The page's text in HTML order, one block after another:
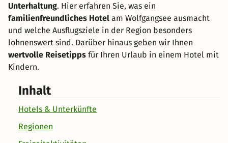
Unterhaltung. Hier erfahren Sie, was ein
familienfreundliches Hotel am Wolfgangsee ausmacht
und welche Ausflugsziele in der Region besonders
lohnenswert sind. Darüber hinaus geben wir Ihnen
wertvolle Reisetipps für Ihren Urlaub in einem Hotel mit
Kindern.
Inhalt
Hotels & Unterkünfte
Regionen